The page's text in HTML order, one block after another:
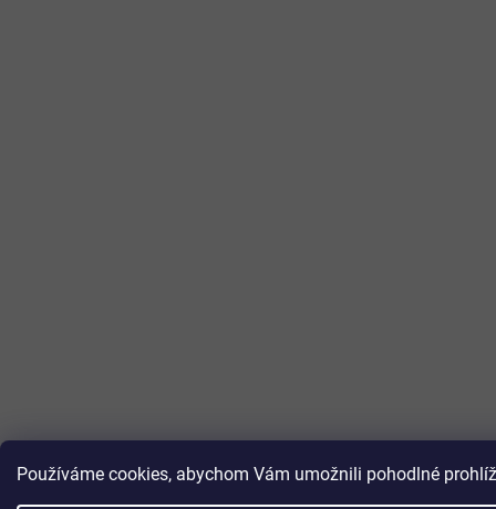
Používáme cookies, abychom Vám umožnili pohodlné